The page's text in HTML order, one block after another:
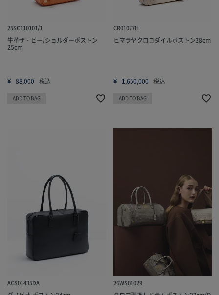
25SC110101/1
牛革ザ・ビー/ショルダーボストン
25cm
¥ 88,000 税込
ADD TO BAG
CR01077H
ヒマラヤクロコダイルボストン28cm
¥ 1,650,000 税込
ADD TO BAG
ACS01435DA 26WS01029